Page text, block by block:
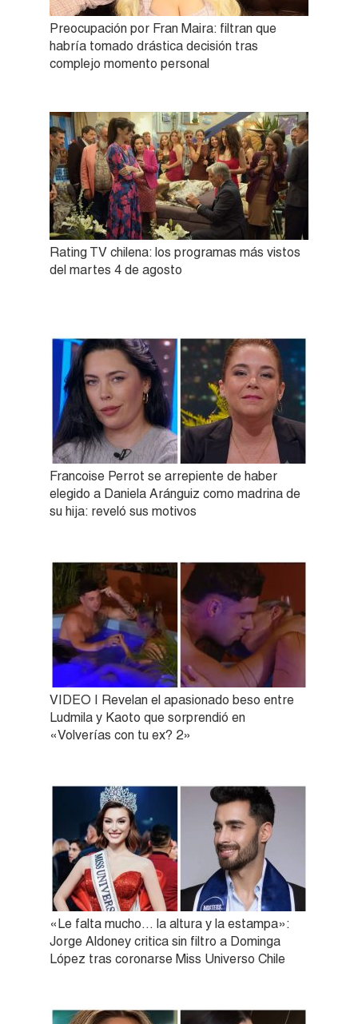
Preocupación por Fran Maira: filtran que
habría tomado drástica decisión tras
complejo momento personal
Rating TV chilena: los programas más vistos
del martes 4 de agosto
Francoise Perrot se arrepiente de haber
elegido a Daniela Aránguiz como madrina de
su hija: reveló sus motivos
VIDEO | Revelan el apasionado beso entre
Ludmila y Kaoto que sorprendió en
«Volverías con tu ex? 2»
«Le falta mucho… la altura y la estampa»:
Jorge Aldoney critica sin filtro a Dominga
López tras coronarse Miss Universo Chile